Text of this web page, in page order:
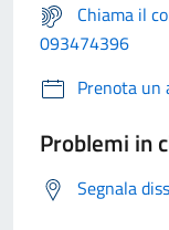
Chiama il
093474396
Prenota un
Problemi in
Segnala